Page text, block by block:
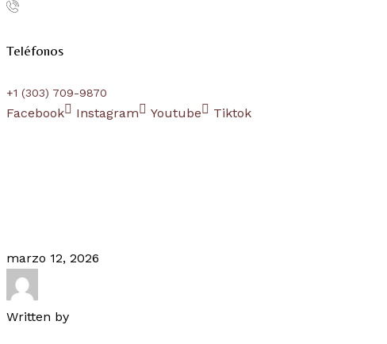
Teléfonos
+1 (303) 709-9870
Facebook Instagram Youtube Tiktok
marzo 12, 2026
Written by